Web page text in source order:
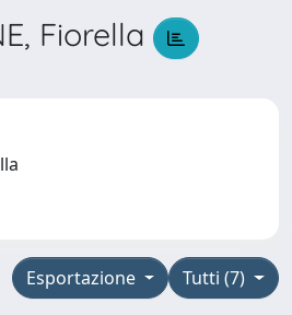
Fiorella
Tutti (7)
Esportazione